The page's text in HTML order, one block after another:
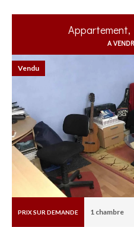
A
PRIX SUR DEMANDE 1 chambre
Vendu